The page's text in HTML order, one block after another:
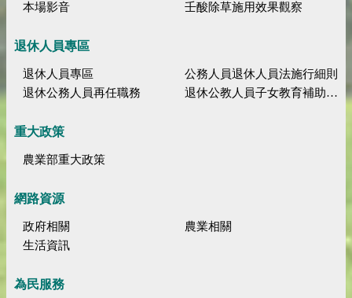
本場影音 壬酸除草施用效果觀察
退休人員專區
退休人員專區
公務人員退休人員法施行細則
退休公務人員再任職務
退休公教人員子女教育補助規定
重大政策
農業部重大政策
網路資源
政府相關
農業相關
生活資訊
為民服務